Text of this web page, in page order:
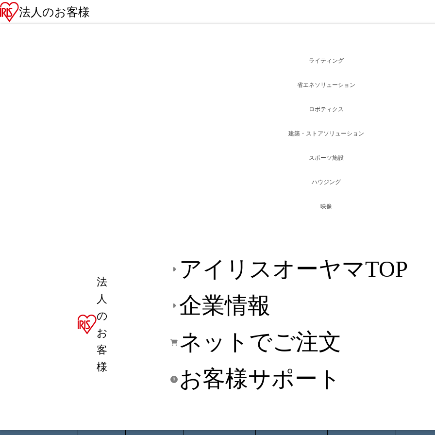
法人のお客様
法
人
の
お
客
様
アイリスオーヤマTOP
企業情報
ネットでご注文
お客様サポート
ライティング
省エネソリューション
ロボティクス
建築・ストアソリューション
スポーツ施設
ハウジング
映像